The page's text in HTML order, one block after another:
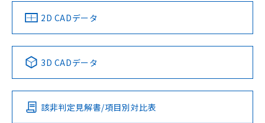
中国 RoHS 注意事項・凡例
Pb Hg Cd Cr(VI)
O
2D CADデータ
3D CADデータ
該非判定見解書/項目別対比表